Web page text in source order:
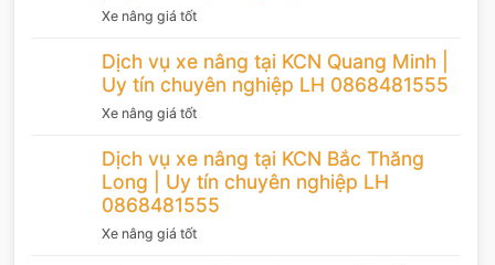
Xe nâng giá tốt
Dịch vụ xe nâng tại KCN Quang Minh |
Uy tín chuyên nghiệp LH 0868481555
Xe nâng giá tốt
Dịch vụ xe nâng tại KCN Bắc Thăng
Long | Uy tín chuyên nghiệp LH
0868481555
Xe nâng giá tốt